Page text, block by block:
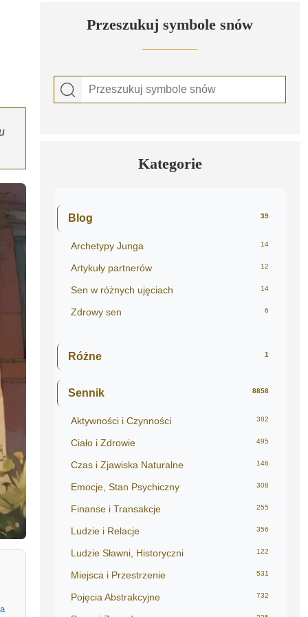
Przeszukuj symbole snów
Kategorie
Blog 39
Archetypy Junga 14
Artykuły partnerów 12
Sen w różnych ujęciach 14
Zdrowy sen 6
Różne 1
Sennik 8858
Aktywności i Czynności 382
Ciało i Zdrowie 495
Czas i Zjawiska Naturalne 146
Emocje, Stan Psychiczny 308
Finanse i Transakcje 255
Ludzie i Relacje 356
Ludzie Sławni, Historyczni 122
Miejsca i Przestrzenie 531
Pojęcia Abstrakcyjne 732